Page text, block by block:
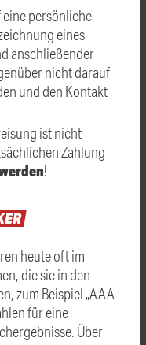
eine persönliche
eines
anschließender
nicht darauf
und den Kontakt
ist nicht
Zahlung
!
heute oft im
die sie in den
zum Beispiel „AAA
für eine
Über